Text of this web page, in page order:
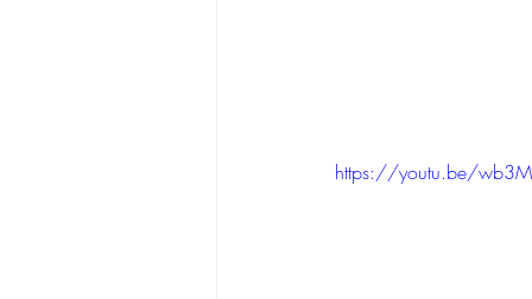
https://youtu.be/